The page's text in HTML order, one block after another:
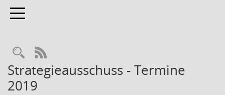
Toggle navigation
Rechercheauswahl
RSS-Feed
Strategieausschuss - Termine
2019